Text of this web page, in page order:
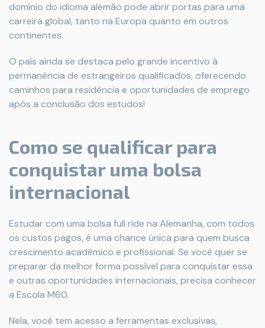
domínio do idioma alemão pode abrir portas para uma
carreira global, tanto na Europa quanto em outros
continentes.
O país ainda se destaca pelo grande incentivo à
permanência de estrangeiros qualificados, oferecendo
caminhos para residência e oportunidades de emprego
após a conclusão dos estudos!
Como se qualificar para
conquistar uma bolsa
internacional
Estudar com uma bolsa full ride na Alemanha, com todos
os custos pagos, é uma chance única para quem busca
crescimento acadêmico e profissional. Se você quer se
preparar da melhor forma possível para conquistar essa
e outras oportunidades internacionais, precisa conhecer
a Escola M60.
Nela, você tem acesso a ferramentas exclusivas,